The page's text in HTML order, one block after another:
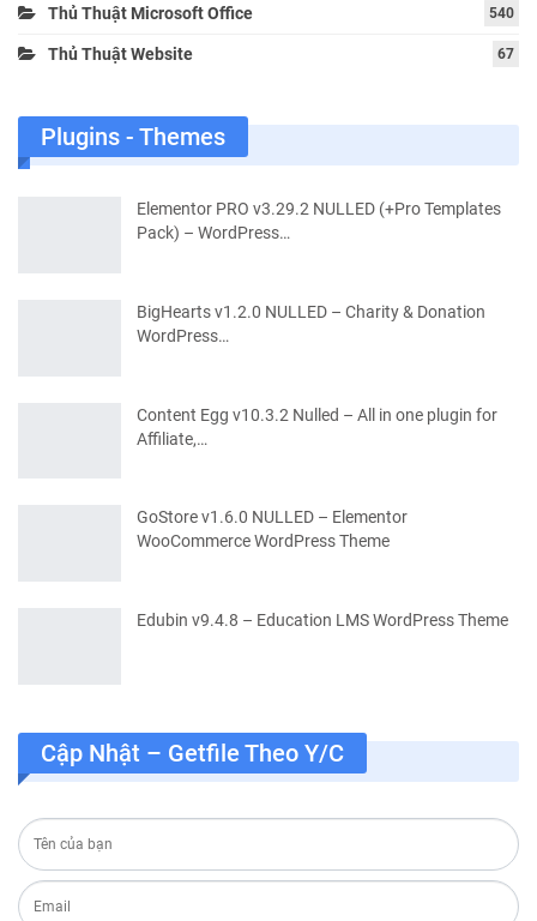
Thủ Thuật Microsoft Office 540
Thủ Thuật Website 67
Plugins - Themes
Elementor PRO v3.29.2 NULLED (+Pro Templates
Pack) – WordPress…
BigHearts v1.2.0 NULLED – Charity & Donation
WordPress…
Content Egg v10.3.2 Nulled – All in one plugin for
Affiliate,…
GoStore v1.6.0 NULLED – Elementor
WooCommerce WordPress Theme
Edubin v9.4.8 – Education LMS WordPress Theme
Cập Nhật – Getfile Theo Y/c